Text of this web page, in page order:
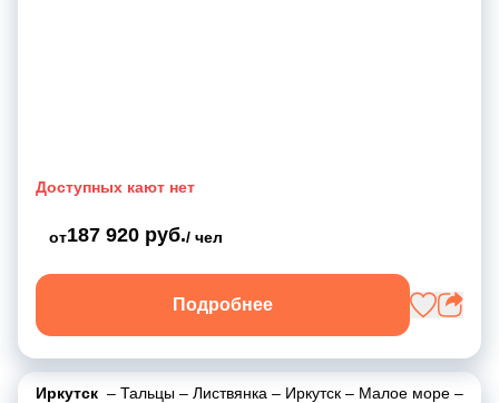
Доступных кают нет
от187 920 руб./ чел
Подробнее
Иркутск – Тальцы – Листвянка – Иркутск – Малое море –